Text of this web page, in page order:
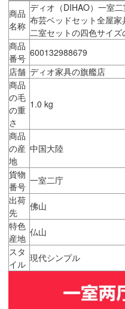
商品
名称
ディオ（DIHAO）一室
布芸ベッドセット全屋
二室セットの四色サイ
商品
番号 600132988679
店舗 ディオ家具の旗艦店
商品
の毛
の重
さ
1.0 kg
商品
の産
地
中国大陸
貨物
番号
一室二庁
出荷
先
佛山
特色
産地
仏山
スタ
イル
現代シンプル